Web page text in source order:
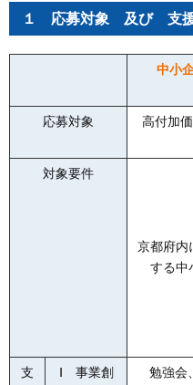
１ 応募対象 及び 支援
中小
応募対象
高付加
対象要件
京都府内
する中
支
Ⅰ 事業創
勉強会